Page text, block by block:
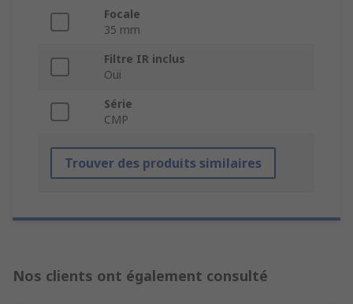
Focale
35 mm
Filtre IR inclus
Oui
Série
CMP
Trouver des produits similaires
Nos clients ont également consulté